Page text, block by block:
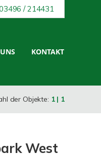
/ 214431
KONTAKT
der Objekte: 1 | 1
West